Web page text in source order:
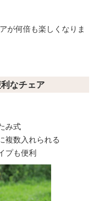
が何倍も楽しくなりま
なチェア
み式
複数入れられる
プも便利